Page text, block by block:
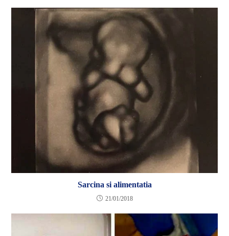
Sarcina si alimentatia
21/01/2018